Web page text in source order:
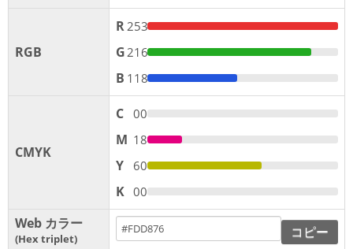
RGB
R253
G216
B 118
CMYK
C 00
M 18
Y 60
K 00
Web カラー
Hex triplet コピー